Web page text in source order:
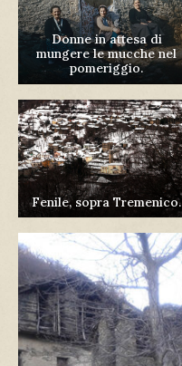
Donne in attesa di
mungere le mucche nel
pomeriggio.
Fenile, sopra Tremenico.